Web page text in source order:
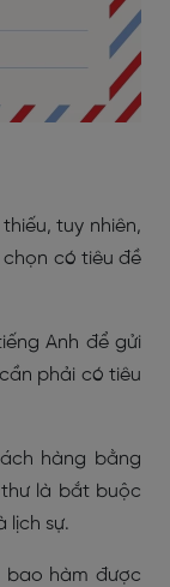
tuy nhiên,
có tiêu đề
Anh để gửi
phải có tiêu
hàng bằng
là bắt buộc
lịch sự.
bao hàm được